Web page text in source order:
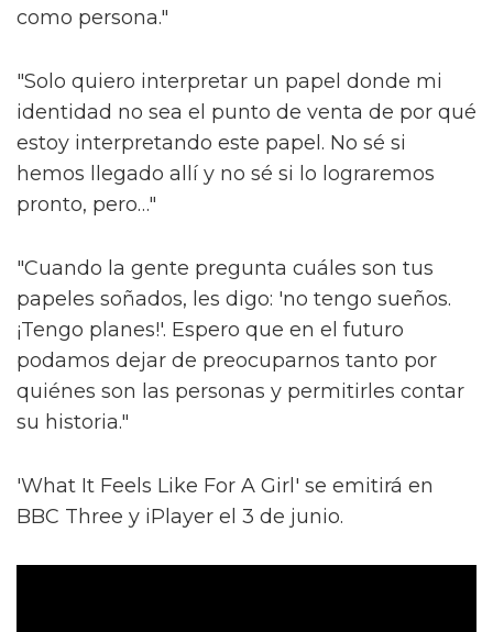
como persona."
"Solo quiero interpretar un papel donde mi
identidad no sea el punto de venta de por qué
estoy interpretando este papel. No sé si
hemos llegado allí y no sé si lo lograremos
pronto, pero…"
"Cuando la gente pregunta cuáles son tus
papeles soñados, les digo: 'no tengo sueños.
¡Tengo planes!'. Espero que en el futuro
podamos dejar de preocuparnos tanto por
quiénes son las personas y permitirles contar
su historia."
'What It Feels Like For A Girl' se emitirá en
BBC Three y iPlayer el 3 de junio.